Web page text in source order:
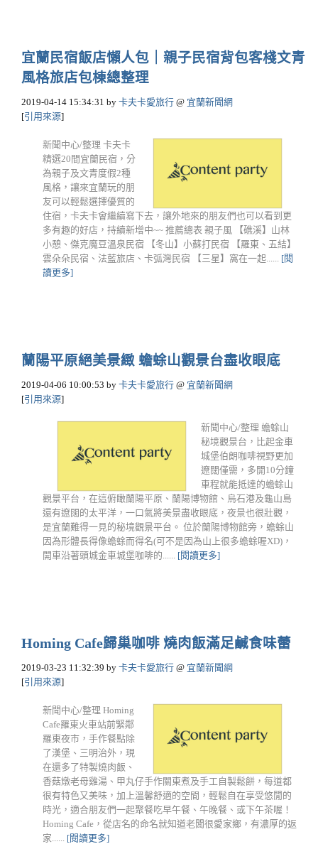
宜蘭民宿飯店懶人包｜親子民宿背包客棧文青
風格旅店包棟總整理
2019-04-14 15:34:31 by 卡夫卡愛旅行 @ 宜蘭新聞網
[引用來源]
新聞中心/整理 卡夫卡
精選20間宜蘭民宿，分
為親子及文青度假2種
風格，讓來宜蘭玩的朋
友可以輕鬆選擇優質的
住宿，卡夫卡會繼續寫下去，讓外地來的朋友們也可以看到更
多有趣的好店，持續新增中~~ 推薦總表 親子風 【礁溪】山林
小憩、傑克魔豆溫泉民宿 【冬山】小蘇打民宿 【羅東、五結】
雲朵朵民宿、法藍旅店、卡弧灣民宿 【三星】窩在一起...... [閱
讀更多]
蘭陽平原絕美景緻 蟾蜍山觀景台盡收眼底
2019-04-06 10:00:53 by 卡夫卡愛旅行 @ 宜蘭新聞網
[引用來源]
新聞中心/整理 蟾蜍山
秘境觀景台，比起金車
城堡伯朗咖啡視野更加
遼闊僅需，多開10分鐘
車程就能抵達的蟾蜍山
觀景平台，在這俯瞰蘭陽平原、蘭陽博物館、烏石港及龜山島
還有遼闊的太平洋，一口氣將美景盡收眼底，夜景也很壯觀，
是宜蘭難得一見的秘境觀景平台。 位於蘭陽博物館旁，蟾蜍山
因為形體長得像蟾蜍而得名(可不是因為山上很多蟾蜍喔XD)，
開車沿著頭城金車城堡咖啡的...... [閱讀更多]
Homing Cafe歸巢咖啡 燒肉飯滿足鹹食味蕾
2019-03-23 11:32:39 by 卡夫卡愛旅行 @ 宜蘭新聞網
[引用來源]
新聞中心/整理 Homing
Cafe羅東火車站前緊鄰
羅東夜市，手作餐點除
了漢堡、三明治外，現
在還多了特製燒肉飯、
香菇燉老母雞湯、甲丸仔手作關東煮及手工自製鬆餅，每道都
很有特色又美味，加上溫馨舒適的空間，輕鬆自在享受悠閒的
時光，適合朋友們一起聚餐吃早午餐、午晚餐、或下午茶喔！
Homing Cafe，從店名的命名就知道老闆很愛家鄉，有濃厚的返
家...... [閱讀更多]